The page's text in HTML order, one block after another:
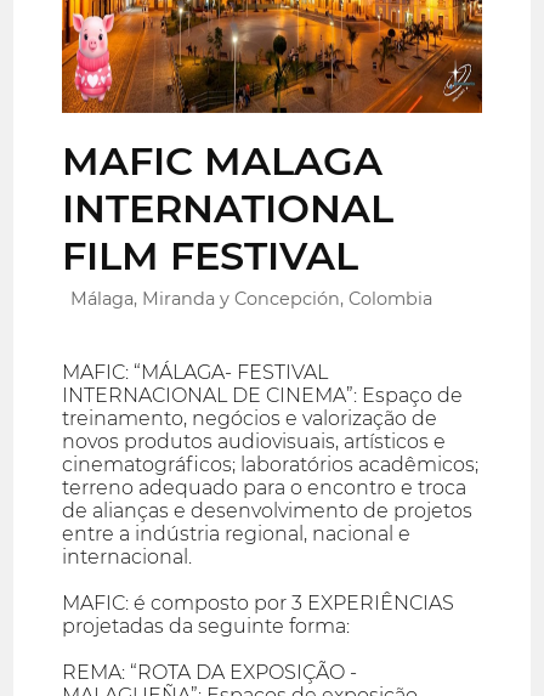
MAFIC MALAGA
INTERNATIONAL
FILM FESTIVAL
Málaga, Miranda y Concepción, Colombia
MAFIC: “MÁLAGA- FESTIVAL
INTERNACIONAL DE CINEMA”: Espaço de
treinamento, negócios e valorização de
novos produtos audiovisuais, artísticos e
cinematográficos; laboratórios acadêmicos;
terreno adequado para o encontro e troca
de alianças e desenvolvimento de projetos
entre a indústria regional, nacional e
internacional.
MAFIC: é composto por 3 EXPERIÊNCIAS
projetadas da seguinte forma:
REMA: “ROTA DA EXPOSIÇÃO -